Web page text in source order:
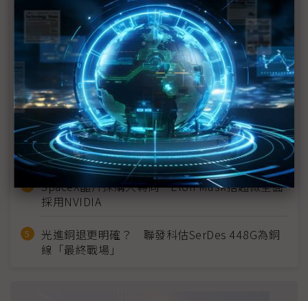
近７天熱門報導
MLCC訂單過熱、出貨比創高 村田示警全球AI基
建熱潮將趨緩
2027全年記憶體產能提前售罄 買家「祕而不
宣」只怕買不夠
英特爾EMIB良率達標 聯發科第2代ASIC產品
2028準時量產
SpaceX晶片採購大轉向 Elon Musk捨超微全面
採用NVIDIA
光進銅退更明確？ 聯發科估SerDes 448G為銅
線「最終戰場」